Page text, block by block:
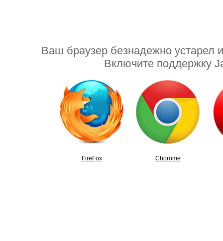
Ваш браузер безнадежно устарел
Включите поддержку
FireFox Chorome